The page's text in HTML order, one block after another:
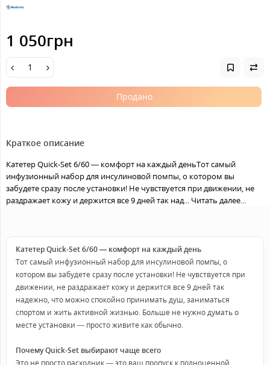
1 050грн
Продано
Краткое описание
Катетер Quick-Set 6/60 — комфорт на каждый деньТот самый
инфузионный набор для инсулиновой помпы, о котором вы
забудете сразу после установки! Не чувствуется при движении, не
раздражает кожу и держится все 9 дней так над... Читать далее...
Катетер Quick-Set 6/60 — комфорт на каждый день
Тот самый инфузионный набор для инсулиновой помпы, о
котором вы забудете сразу после установки! Не чувствуется при
движении, не раздражает кожу и держится все 9 дней так
надежно, что можно спокойно принимать душ, заниматься
спортом и жить активной жизнью. Больше не нужно думать о
месте установки — просто живите как обычно.
Почему Quick-Set выбирают чаще всего
Это не просто расходник — это ваш пропуск к полноценной